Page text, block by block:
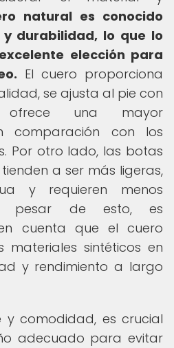
natural es conocido
durabilidad, lo que lo
elección para
El cuero proporciona
se ajusta al pie con
una mayor
comparación con los
Por otro lado, las botas
a ser más ligeras,
y requieren menos
A pesar de esto, es
cuenta que el cuero
materiales sintéticos en
y rendimiento a largo
y comodidad, es crucial
adecuado para evitar